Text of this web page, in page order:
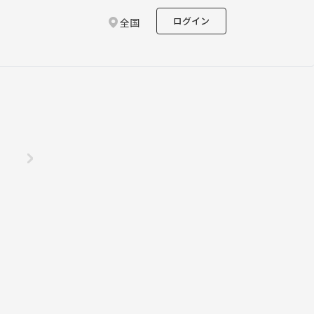
全国 ログイン